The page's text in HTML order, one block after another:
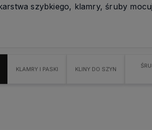
szybkiego, klamry, śruby
KLAMRY I PASKI KLINY DO SZYN